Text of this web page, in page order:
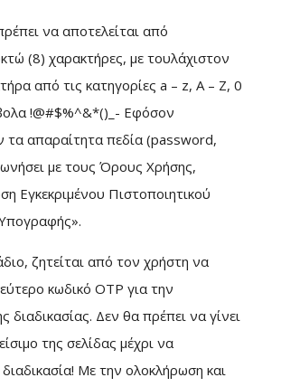
να αποτελείται από
(8) χαρακτήρες, με τουλάχιστον
από τις κατηγορίες a – z, A – Z, 0
!@#$%^&*()_- Εφόσον
απαραίτητα πεδία (password,
με τους Όρους Χρήσης,
Εγκεκριμένου Πιστοποιητικού
ζητείται από τον χρήστη να
κωδικό ΟΤΡ για την
διαδικασίας. Δεν θα πρέπει να γίνει
της σελίδας μέχρι να
Με την ολοκλήρωση και